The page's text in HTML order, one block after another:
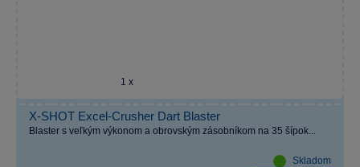
1 x
X-SHOT Excel-Crusher Dart Blaster
Blaster s veľkým výkonom a obrovským zásobníkom na 35 šípok...
Skladom